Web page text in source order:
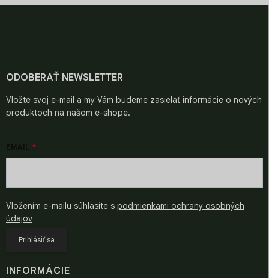
ODOBERAŤ NEWSLETTER
Vložte svoj e-mail a my Vám budeme zasielať informácie o nových
produktoch na našom e-shope.
Vložením e-mailu súhlasíte s podmienkami ochrany osobných
údajov
Prihlásiť sa
INFORMÁCIE